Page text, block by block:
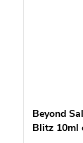
Beyond
Blitz 10ml